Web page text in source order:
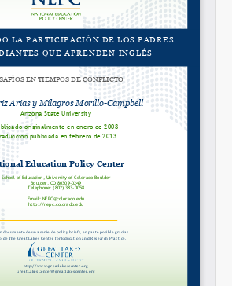
on Bluesky
on LinkedIn